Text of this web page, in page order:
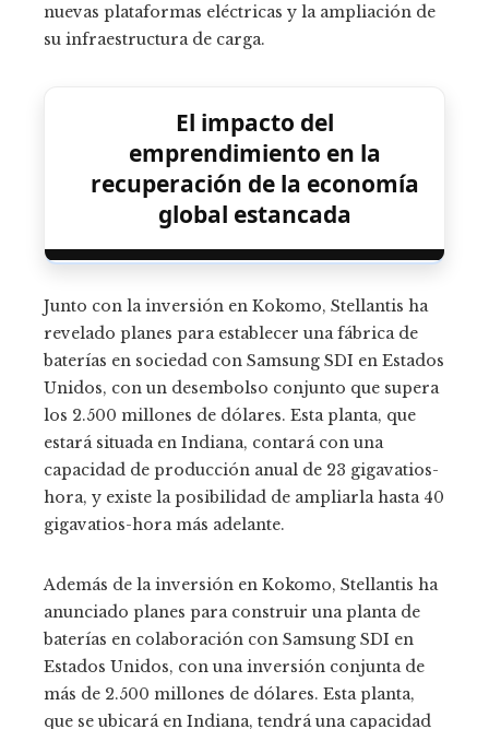
nuevas plataformas eléctricas y la ampliación de
su infraestructura de carga.
El impacto del
emprendimiento en la
recuperación de la economía
global estancada
Junto con la inversión en Kokomo, Stellantis ha
revelado planes para establecer una fábrica de
baterías en sociedad con Samsung SDI en Estados
Unidos, con un desembolso conjunto que supera
los 2.500 millones de dólares. Esta planta, que
estará situada en Indiana, contará con una
capacidad de producción anual de 23 gigavatios-
hora, y existe la posibilidad de ampliarla hasta 40
gigavatios-hora más adelante.
Además de la inversión en Kokomo, Stellantis ha
anunciado planes para construir una planta de
baterías en colaboración con Samsung SDI en
Estados Unidos, con una inversión conjunta de
más de 2.500 millones de dólares. Esta planta,
que se ubicará en Indiana, tendrá una capacidad